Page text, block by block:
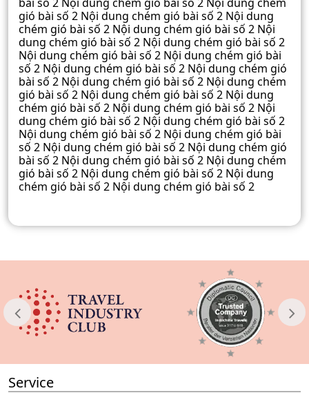
gió bài số 2 Nội dung chém gió bài số 2 Nội dung
chém gió bài số 2 Nội dung chém gió bài số 2 Nội
dung chém gió bài số 2 Nội dung chém gió bài số 2
Nội dung chém gió bài số 2 Nội dung chém gió bài
số 2 Nội dung chém gió bài số 2 Nội dung chém gió
bài số 2 Nội dung chém gió bài số 2 Nội dung chém
gió bài số 2 Nội dung chém gió bài số 2 Nội dung
chém gió bài số 2 Nội dung chém gió bài số 2 Nội
dung chém gió bài số 2 Nội dung chém gió bài số 2
Nội dung chém gió bài số 2 Nội dung chém gió bài
số 2 Nội dung chém gió bài số 2 Nội dung chém gió
bài số 2 Nội dung chém gió bài số 2 Nội dung chém
gió bài số 2 Nội dung chém gió bài số 2 Nội dung
chém gió bài số 2 Nội dung chém gió bài số 2
Service